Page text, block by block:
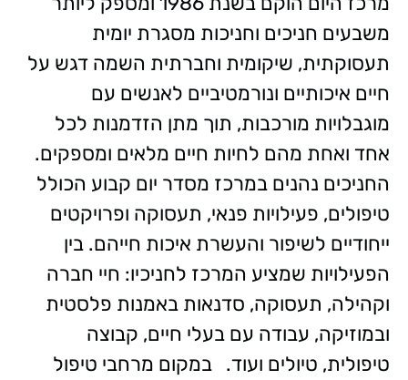
משבעים חניכים וחניכות מסגרת יומית
תעסוקתית, שיקומית וחברתית השמה דגש על
חיים איכותיים ונורמטיביים לאנשים עם
מוגבלויות מורכבות, תוך מתן הזדמנות לכל
אחד ואחת מהם לחיות חיים מלאים ומספקים.
החניכים נהנים במרכז מסדר יום קבוע הכולל
טיפולים, פעילויות פנאי, תעסוקה ופרויקטים
ייחודיים לשיפור והעשרת איכות חייהם. בין
הפעילויות שמציע המרכז לחניכיו: חיי חברה
וקהילה, תעסוקה, סדנאות באמנות פלסטית
ובמוזיקה, עבודה עם בעלי חיים, קבוצה
טיפולית, טיולים ועוד. במקום מרחבי טיפול